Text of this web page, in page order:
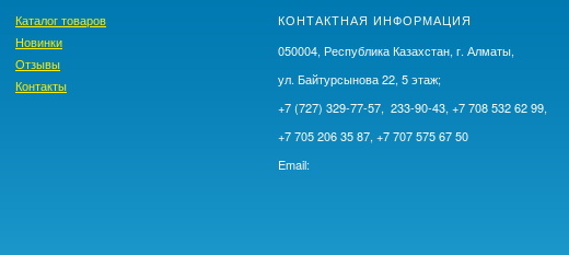
Каталог товаров
Новинки
Отзывы
Контакты
КОНТАКТНАЯ ИНФОРМАЦИЯ
050004, Республика Казахстан, г. Алматы,
ул. Байтурсынова 22, 5 этаж;
+7 (727) 329-77-57, 233-90-43, +7 708 532 62 99,
+7 705 206 35 87, +7 707 575 67 50
Email: